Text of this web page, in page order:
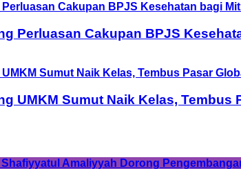
Perluasan Cakupan BPJS
UMKM Sumut Naik Kelas, Tembus